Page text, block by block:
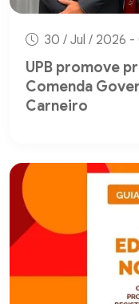
30 / Jul / 2026 -
UPB promove
Comenda
Carneiro